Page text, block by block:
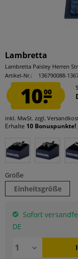
Lambretta
Lambretta Paisley Herren
Artikel-Nr.:
136790088-
10.00
inkl. MwSt. zzgl.
Erhalte 10 Bonuspunkte!
Größe
Einheitsgröße
Sofort
DE